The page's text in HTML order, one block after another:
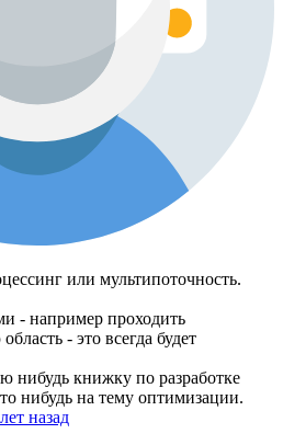
или мультипоточность.
- например проходить
- это всегда будет
нибудь книжку по разработке
нибудь на тему оптимизации.
назад